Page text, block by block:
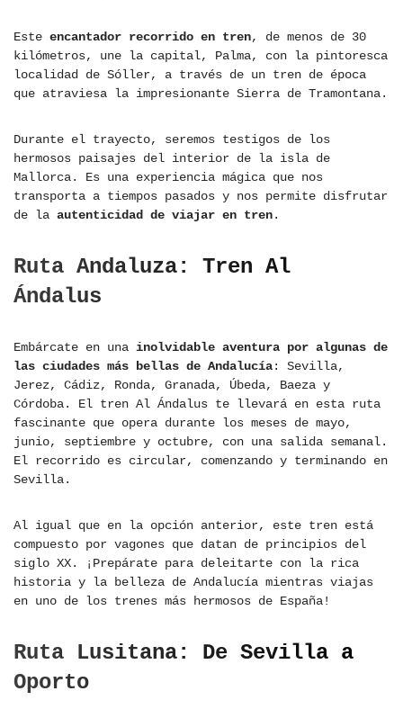
Este encantador recorrido en tren, de menos de 30
kilómetros, une la capital, Palma, con la pintoresca
localidad de Sóller, a través de un tren de época
que atraviesa la impresionante Sierra de Tramontana.
Durante el trayecto, seremos testigos de los
hermosos paisajes del interior de la isla de
Mallorca. Es una experiencia mágica que nos
transporta a tiempos pasados y nos permite disfrutar
de la autenticidad de viajar en tren.
Ruta Andaluza: Tren Al
Ándalus
Embárcate en una inolvidable aventura por algunas de
las ciudades más bellas de Andalucía: Sevilla,
Jerez, Cádiz, Ronda, Granada, Úbeda, Baeza y
Córdoba. El tren Al Ándalus te llevará en esta ruta
fascinante que opera durante los meses de mayo,
junio, septiembre y octubre, con una salida semanal.
El recorrido es circular, comenzando y terminando en
Sevilla.
Al igual que en la opción anterior, este tren está
compuesto por vagones que datan de principios del
siglo XX. ¡Prepárate para deleitarte con la rica
historia y la belleza de Andalucía mientras viajas
en uno de los trenes más hermosos de España!
Ruta Lusitana: De Sevilla a
Oporto